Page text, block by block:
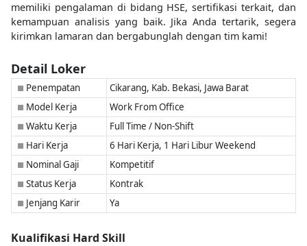
memiliki pengalaman di bidang HSE, sertifikasi terkait, dan
kemampuan analisis yang baik. Jika Anda tertarik, segera
kirimkan lamaran dan bergabunglah dengan tim kami!
Detail Loker
■ Penempatan Cikarang, Kab. Bekasi, Jawa Barat
■ Model Kerja Work From Office
■ Waktu Kerja Full Time / Non-Shift
■ Hari Kerja 6 Hari Kerja, 1 Hari Libur Weekend
■ Nominal Gaji Kompetitif
■ Status Kerja Kontrak
■ Jenjang Karir Ya
Kualifikasi Hard Skill